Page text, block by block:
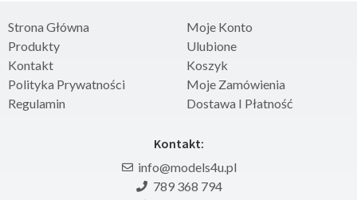
Strona Główna
Produkty
Kontakt
Polityka Prywatności
Regulamin
Moje Konto
Ulubione
Koszyk
Moje Zamówienia
Dostawa I Płatność
Kontakt:
info@models4u.pl
789 368 794